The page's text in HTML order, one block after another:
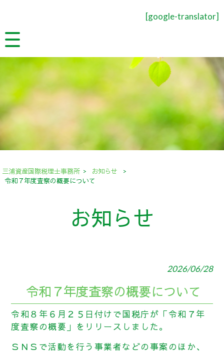
[google-translator]
三浦資産国際税理士事務所 > お知らせ
>
令和７年度査察の概要について
お知らせ
2026/06/28
令和７年度査察の概要について
令和８年６月２５日付けで国税庁が「令和７年
度査察の概要」をリリースしました。
ＳＮＳで活動を行う事業者などの事案のほか、